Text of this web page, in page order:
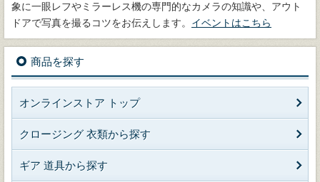
象に一眼レフやミラーレス機の専門的なカメラの知識や、アウト
ドアで写真を撮るコツをお伝えします。 イベントはこちら
商品を探す
オンラインストア トップ
クロージング 衣類から探す
ギア 道具から探す